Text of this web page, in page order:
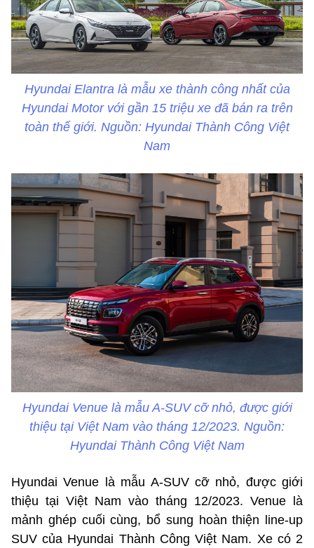
Hyundai Elantra là mẫu xe thành công nhất của
Hyundai Motor với gần 15 triệu xe đã bán ra trên
toàn thế giới. Nguồn: Hyundai Thành Công Việt
Nam
Hyundai Venue là mẫu A-SUV cỡ nhỏ, được giới
thiệu tại Việt Nam vào tháng 12/2023. Nguồn:
Hyundai Thành Công Việt Nam
Hyundai Venue là mẫu A-SUV cỡ nhỏ, được giới
thiệu tại Việt Nam vào tháng 12/2023. Venue là
mảnh ghép cuối cùng, bổ sung hoàn thiện line-up
SUV của Hyundai Thành Công Việt Nam. Xe có 2